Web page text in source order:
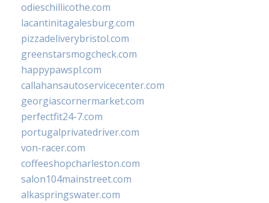
odieschillicothe.com
lacantinitagalesburg.com
pizzadeliverybristol.com
greenstarsmogcheck.com
happypawspl.com
callahansautoservicecenter.com
georgiascornermarket.com
perfectfit24-7.com
portugalprivatedriver.com
von-racer.com
coffeeshopcharleston.com
salon104mainstreet.com
alkaspringswater.com